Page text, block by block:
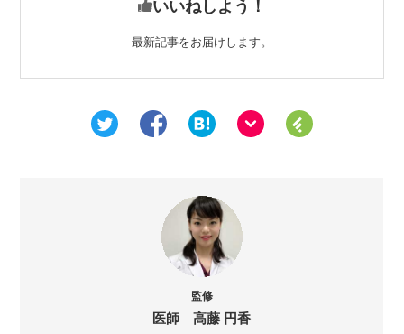
いいねしよう！
最新記事をお届けします。
監修
医師 高藤 円香